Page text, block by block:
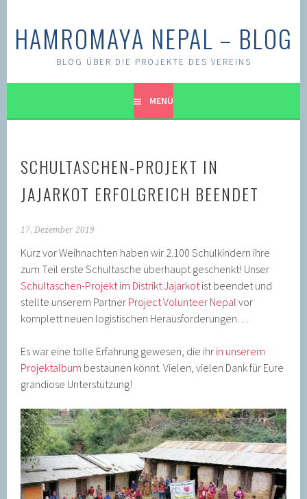
Inhalt
HAMROMAYA NEPAL – BLOG
BLOG ÜBER DIE PROJEKTE DES VEREINS
MENÜ
SCHULTASCHEN-PROJEKT IN
JAJARKOT ERFOLGREICH BEENDET
17. Dezember 2019
Kurz vor Weihnachten haben wir 2.100 Schulkindern ihre
zum Teil erste Schultasche überhaupt geschenkt! Unser
Schultaschen-Projekt im Distrikt Jajarkotist beendet und
stellte unserem Partner Project Volunteer Nepal vor
komplett neuen logistischen Herausforderungen…
Es war eine tolle Erfahrung gewesen, die ihr in unserem
Projektalbum bestaunen könnt. Vielen, vielen Dank für Eure
grandiose Unterstützung!